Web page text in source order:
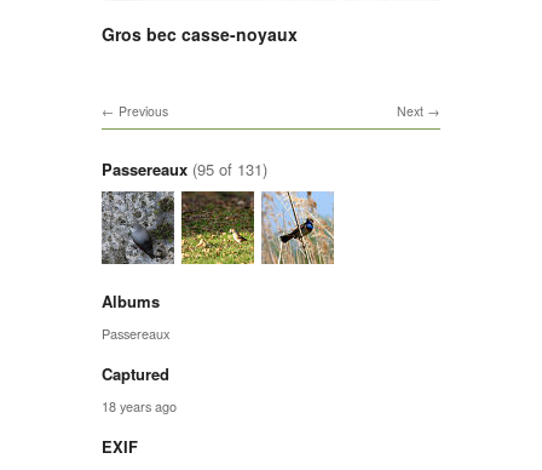
Gros bec casse-noyaux
Next
Previous
Passereaux (95 of 131)
Albums
Passereaux
Captured
18 years ago
EXIF